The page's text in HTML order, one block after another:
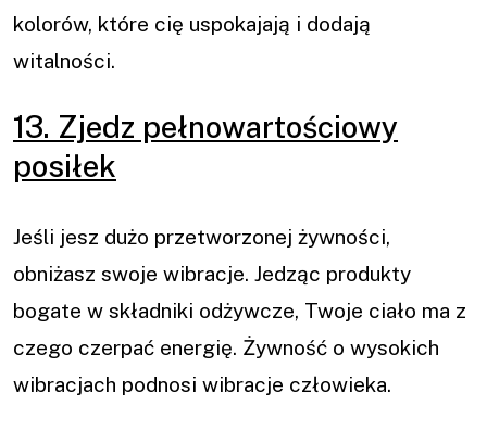
kolorów, które cię uspokajają i dodają
witalności.
13. Zjedz pełnowartościowy
posiłek
Jeśli jesz dużo przetworzonej żywności,
obniżasz swoje wibracje. Jedząc produkty
bogate w składniki odżywcze, Twoje ciało ma z
czego czerpać energię. Żywność o wysokich
wibracjach podnosi wibracje człowieka.